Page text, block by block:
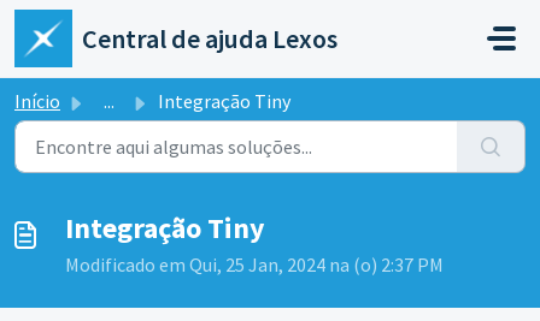
Ir para o conteúdo principal
Central de ajuda Lexos
Início ... Integração Tiny
Integração Tiny
Modificado em Qui, 25 Jan, 2024 na (o) 2:37 PM